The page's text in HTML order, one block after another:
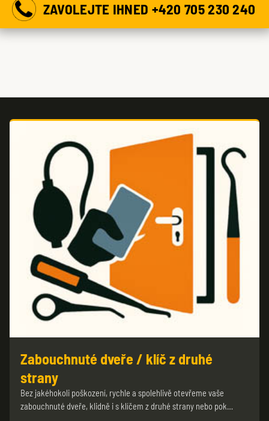
ZAVOLEJTE IHNED +420 705 230 240
Zabouchnuté dveře / klíč z druhé
strany
Bez jakéhokoli poškození, rychle a spolehlivě otevřeme vaše
zabouchnuté dveře, klidně i s klíčem z druhé strany nebo pok…